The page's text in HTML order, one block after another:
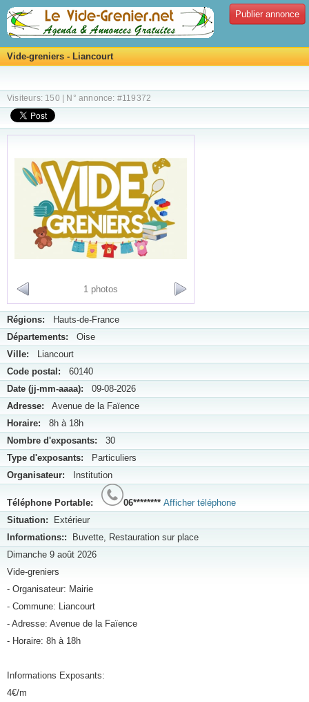
Publier annonce
Vide-greniers - Liancourt
Visiteurs: 150 | N° annonce: #119372
1 photos
Régions: Hauts-de-France
Départements: Oise
Ville: Liancourt
Code postal: 60140
Date (jj-mm-aaaa): 09-08-2026
Adresse: Avenue de la Faïence
Horaire: 8h à 18h
Nombre d'exposants: 30
Type d'exposants: Particuliers
Organisateur: Institution
Téléphone Portable: 06******** Afficher téléphone
Situation: Extérieur
Informations:: Buvette, Restauration sur place
Dimanche 9 août 2026
Vide-greniers
- Organisateur: Mairie
- Commune: Liancourt
- Adresse: Avenue de la Faïence
- Horaire: 8h à 18h
Informations Exposants:
4€/m